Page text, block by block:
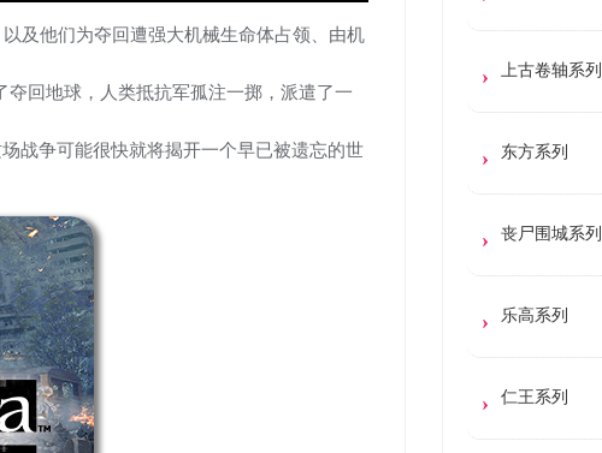
及他们为夺回遭强大机械生命体占领、由机
回地球，人类抵抗军孤注一掷，派遣了一
战争可能很快就将揭开一个早已被遗忘的世
上古卷轴系列
东方系列
丧尸围城系列
乐高系列
仁王系列